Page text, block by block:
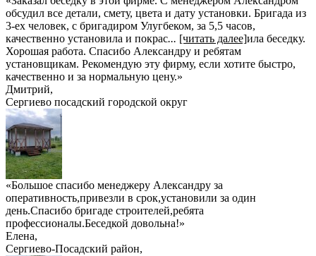
обсудил все детали, смету, цвета и дату установки. Бригада из
3-ех человек, с бригадиром Улугбеком, за 5,5 часов,
качественно установила и покрас... [читать далее]ила беседку.
Хорошая работа. Спасибо Александру и ребятам
установщикам. Рекомендую эту фирму, если хотите быстро,
качественно и за нормальную цену.»
Дмитрий,
Сергиево посадский городской округ
«Большое спасибо менеджеру Александру за
оперативность,привезли в срок,установили за один
день.Спасибо бригаде строителей,ребята
профессионалы.Беседкой довольна!»
Елена,
Сергиево-Посадский район,